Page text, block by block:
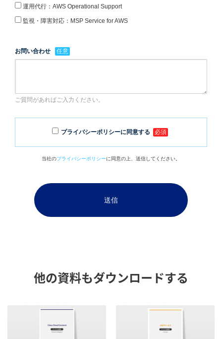
他の資料もダウンロードする